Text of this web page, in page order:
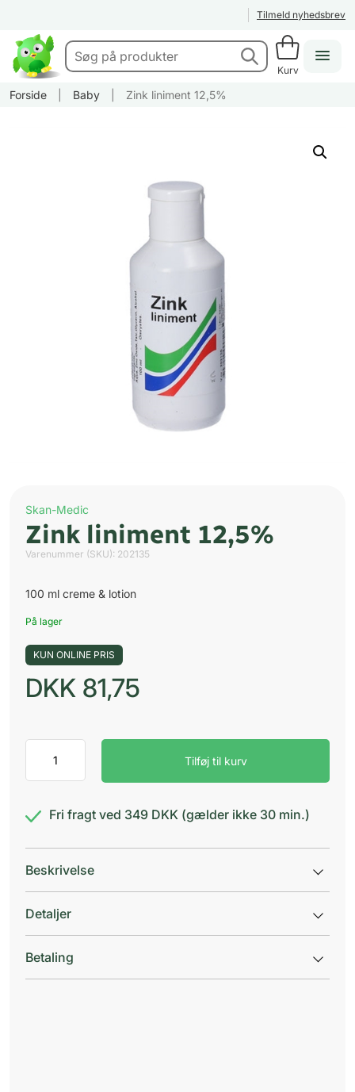
Tilmeld nyhedsbrev
Kurv
Forside Baby Zink liniment 12,5%
Skan-Medic
Zink liniment 12,5%
Varenummer (SKU): 202135
100 ml creme & lotion
På lager
KUN ONLINE PRIS
DKK 81,75
liniment
12,5%
Tilføj til kurv
Fri fragt ved 349 DKK (gælder ikke 30 min.)
Beskrivelse
Detaljer
Betaling